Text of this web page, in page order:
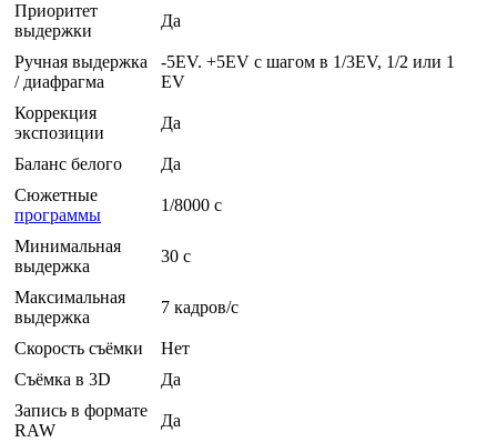
Приоритет
выдержки
Да
Ручная выдержка
/ диафрагма
-5EV. +5EV с шагом в 1/3EV, 1/2 или 1
EV
Коррекция
экспозиции
Да
Баланс белого
Да
Сюжетные
программы
1/8000 c
Минимальная
выдержка
30 c
Максимальная
выдержка
7 кадров/с
Скорость съёмки
Нет
Съёмка в 3D
Да
Запись в формате
RAW
Да